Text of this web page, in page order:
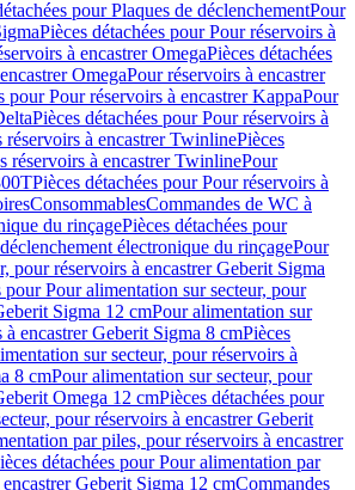
pour Plaques de déclenchementPour
Pièces détachées pour Pour réservoirs à
à encastrer OmegaPièces détachées
OmegaPour réservoirs à encastrer
pour Pour réservoirs à encastrer KappaPour
Pièces détachées pour Pour réservoirs à
réservoirs à encastrer TwinlinePièces
réservoirs à encastrer TwinlinePour
Pièces détachées pour Pour réservoirs à
ConsommablesCommandes de WC à
du rinçagePièces détachées pour
électronique du rinçagePour
pour réservoirs à encastrer Geberit Sigma
pour Pour alimentation sur secteur, pour
Sigma 12 cmPour alimentation sur
à encastrer Geberit Sigma 8 cmPièces
sur secteur, pour réservoirs à
8 cmPour alimentation sur secteur, pour
Omega 12 cmPièces détachées pour
pour réservoirs à encastrer Geberit
par piles, pour réservoirs à encastrer
détachées pour Pour alimentation par
Geberit Sigma 12 cmCommandes